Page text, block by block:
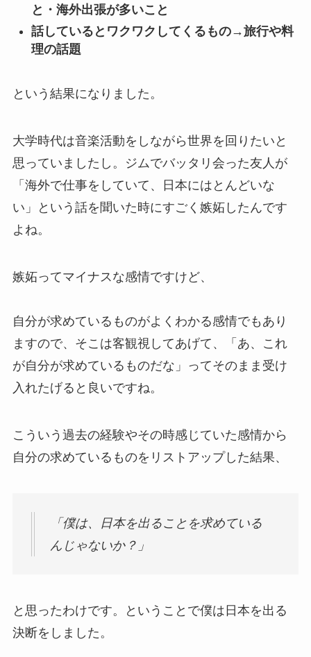
と・海外出張が多いこと
話しているとワクワクしてくるもの→旅行や料
理の話題
という結果になりました。
大学時代は音楽活動をしながら世界を回りたいと
思っていましたし。ジムでバッタリ会った友人が
「海外で仕事をしていて、日本にはとんどいな
い」という話を聞いた時にすごく嫉妬したんです
よね。
嫉妬ってマイナスな感情ですけど、
自分が求めているものがよくわかる感情でもあり
ますので、そこは客観視してあげて、「あ、これ
が自分が求めているものだな」ってそのまま受け
入れたげると良いですね。
こういう過去の経験やその時感じていた感情から
自分の求めているものをリストアップした結果、
「僕は、日本を出ることを求めている
んじゃないか？」
と思ったわけです。ということで僕は日本を出る
決断をしました。